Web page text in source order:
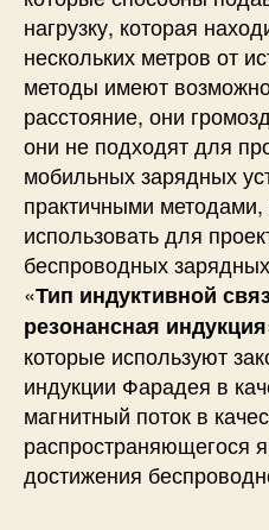
нагрузку, которая
нескольких метров от
методы имеют
расстояние, они
они не подходят для
мобильных зарядных
практичными
использовать для
беспроводных
«Тип индуктивной
резонансная индукция
которые используют
индукции Фарадея в
магнитный поток в
распространяющегося
достижения